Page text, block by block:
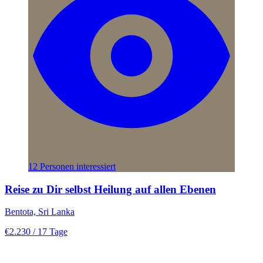
12 Personen interessiert
Reise zu Dir selbst Heilung auf allen Ebenen
Bentota, Sri Lanka
€2.230 / 17 Tage